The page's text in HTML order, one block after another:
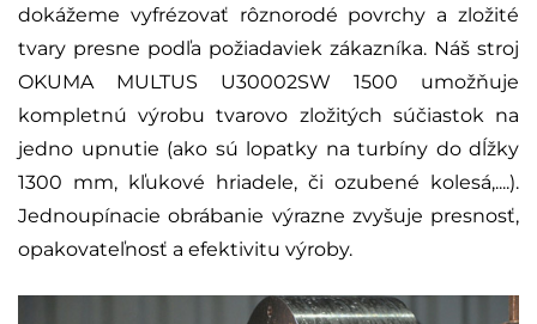
dokážeme vyfrézovať rôznorodé povrchy a zložité
tvary presne podľa požiadaviek zákazníka. Náš stroj
OKUMA MULTUS U30002SW 1500 umožňuje
kompletnú výrobu tvarovo zložitých súčiastok na
jedno upnutie (ako sú lopatky na turbíny do dĺžky
1300 mm, kľukové hriadele, či ozubené kolesá,....).
Jednoupínacie obrábanie výrazne zvyšuje presnosť,
opakovateľnosť a efektivitu výroby.